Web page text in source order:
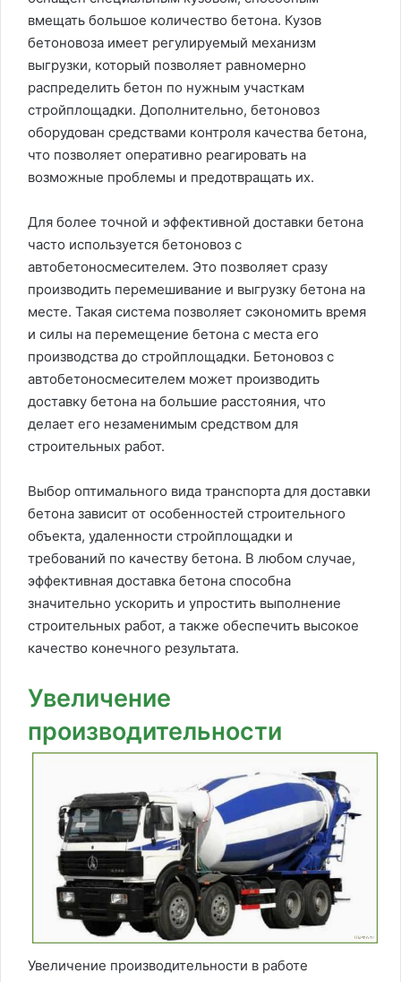
вмещать большое количество бетона. Кузов
бетоновоза имеет регулируемый механизм
выгрузки, который позволяет равномерно
распределить бетон по нужным участкам
стройплощадки. Дополнительно, бетоновоз
оборудован средствами контроля качества бетона,
что позволяет оперативно реагировать на
возможные проблемы и предотвращать их.
Для более точной и эффективной доставки бетона
часто используется бетоновоз с
автобетоносмесителем. Это позволяет сразу
производить перемешивание и выгрузку бетона на
месте. Такая система позволяет сэкономить время
и силы на перемещение бетона с места его
производства до стройплощадки. Бетоновоз с
автобетоносмесителем может производить
доставку бетона на большие расстояния, что
делает его незаменимым средством для
строительных работ.
Выбор оптимального вида транспорта для доставки
бетона зависит от особенностей строительного
объекта, удаленности стройплощадки и
требований по качеству бетона. В любом случае,
эффективная доставка бетона способна
значительно ускорить и упростить выполнение
строительных работ, а также обеспечить высокое
качество конечного результата.
Увеличение
производительности
Увеличение производительности в работе